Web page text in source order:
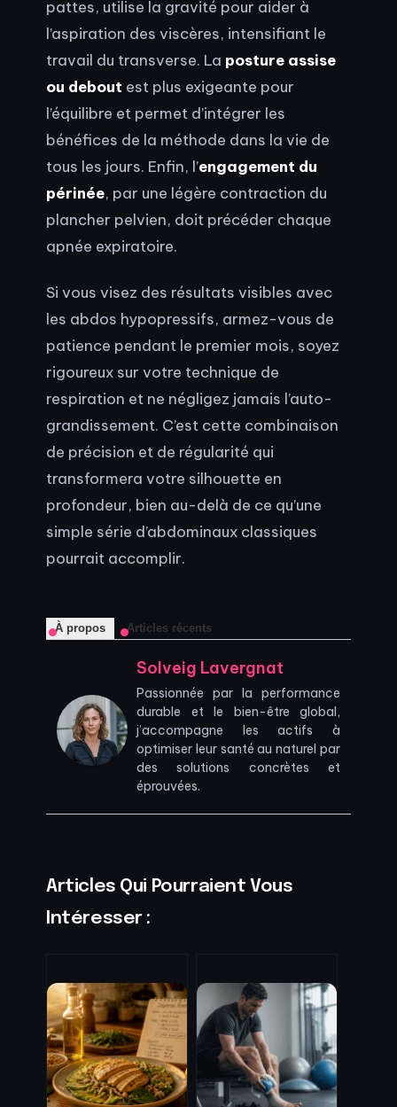
pattes, utilise la gravité pour aider à
l’aspiration des viscères, intensifiant le
travail du transverse. La posture assise
ou debout est plus exigeante pour
l’équilibre et permet d’intégrer les
bénéfices de la méthode dans la vie de
tous les jours. Enfin, l’engagement du
périnée, par une légère contraction du
plancher pelvien, doit précéder chaque
apnée expiratoire.
Si vous visez des résultats visibles avec
les abdos hypopressifs, armez-vous de
patience pendant le premier mois, soyez
rigoureux sur votre technique de
respiration et ne négligez jamais l’auto-
grandissement. C’est cette combinaison
de précision et de régularité qui
transformera votre silhouette en
profondeur, bien au-delà de ce qu’une
simple série d’abdominaux classiques
pourrait accomplir.
À propos Articles récents
Solveig Lavergnat
Passionnée par la performance
durable et le bien-être global,
j’accompagne les actifs à
optimiser leur santé au naturel par
des solutions concrètes et
éprouvées.
Articles Qui Pourraient Vous
Intéresser :